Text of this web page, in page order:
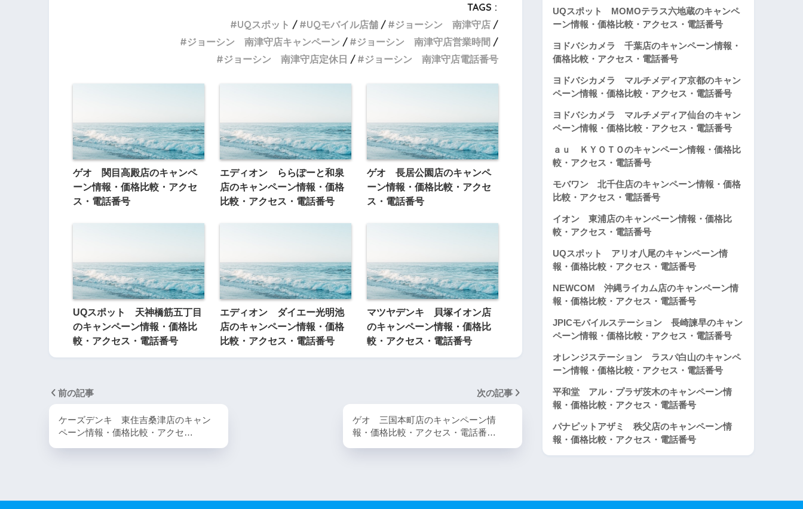
TAGS :
UQスポット
UQモバイル店舗
ジョーシン 南津守店
ジョーシン 南津守店キャンペーン
ジョーシン 南津守店営業時間
ジョーシン 南津守店定休日
ジョーシン 南津守店電話番号
ゲオ 関目高殿店のキャンペ
ーン情報・価格比較・アクセ
ス・電話番号
エディオン ららぽーと和泉
店のキャンペーン情報・価格
比較・アクセス・電話番号
ゲオ 長居公園店のキャンペ
ーン情報・価格比較・アクセ
ス・電話番号
UQスポット 天神橋筋五丁目
のキャンペーン情報・価格比
較・アクセス・電話番号
エディオン ダイエー光明池
店のキャンペーン情報・価格
比較・アクセス・電話番号
マツヤデンキ 貝塚イオン店
のキャンペーン情報・価格比
較・アクセス・電話番号
前の記事
ケーズデンキ 東住吉桑津店のキャン
ペーン情報・価格比較・アクセ…
次の記事
ゲオ 三国本町店のキャンペーン情
報・価格比較・アクセス・電話番…
UQスポット MOMOテラス六地蔵のキャンペ
ーン情報・価格比較・アクセス・電話番号
ヨドバシカメラ 千葉店のキャンペーン情報・
価格比較・アクセス・電話番号
ヨドバシカメラ マルチメディア京都のキャン
ペーン情報・価格比較・アクセス・電話番号
ヨドバシカメラ マルチメディア仙台のキャン
ペーン情報・価格比較・アクセス・電話番号
ａｕ ＫＹＯＴＯのキャンペーン情報・価格比
較・アクセス・電話番号
モバワン 北千住店のキャンペーン情報・価格
比較・アクセス・電話番号
イオン 東浦店のキャンペーン情報・価格比
較・アクセス・電話番号
UQスポット アリオ八尾のキャンペーン情
報・価格比較・アクセス・電話番号
NEWCOM 沖縄ライカム店のキャンペーン情
報・価格比較・アクセス・電話番号
JPICモバイルステーション 長崎諫早のキャン
ペーン情報・価格比較・アクセス・電話番号
オレンジステーション ラスパ白山のキャンペ
ーン情報・価格比較・アクセス・電話番号
平和堂 アル・プラザ茨木のキャンペーン情
報・価格比較・アクセス・電話番号
パナピットアザミ 秩父店のキャンペーン情
報・価格比較・アクセス・電話番号